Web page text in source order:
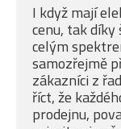
I když mají
cenu, tak
celým
samozřejmě
zákazníci z
říct, že
prodejnu,